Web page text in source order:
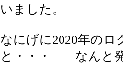
いました。
なにげに2020年のロ
と・・・ なんと発